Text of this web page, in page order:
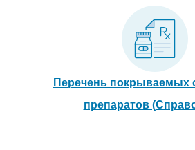
Перечень покрываемых
препаратов